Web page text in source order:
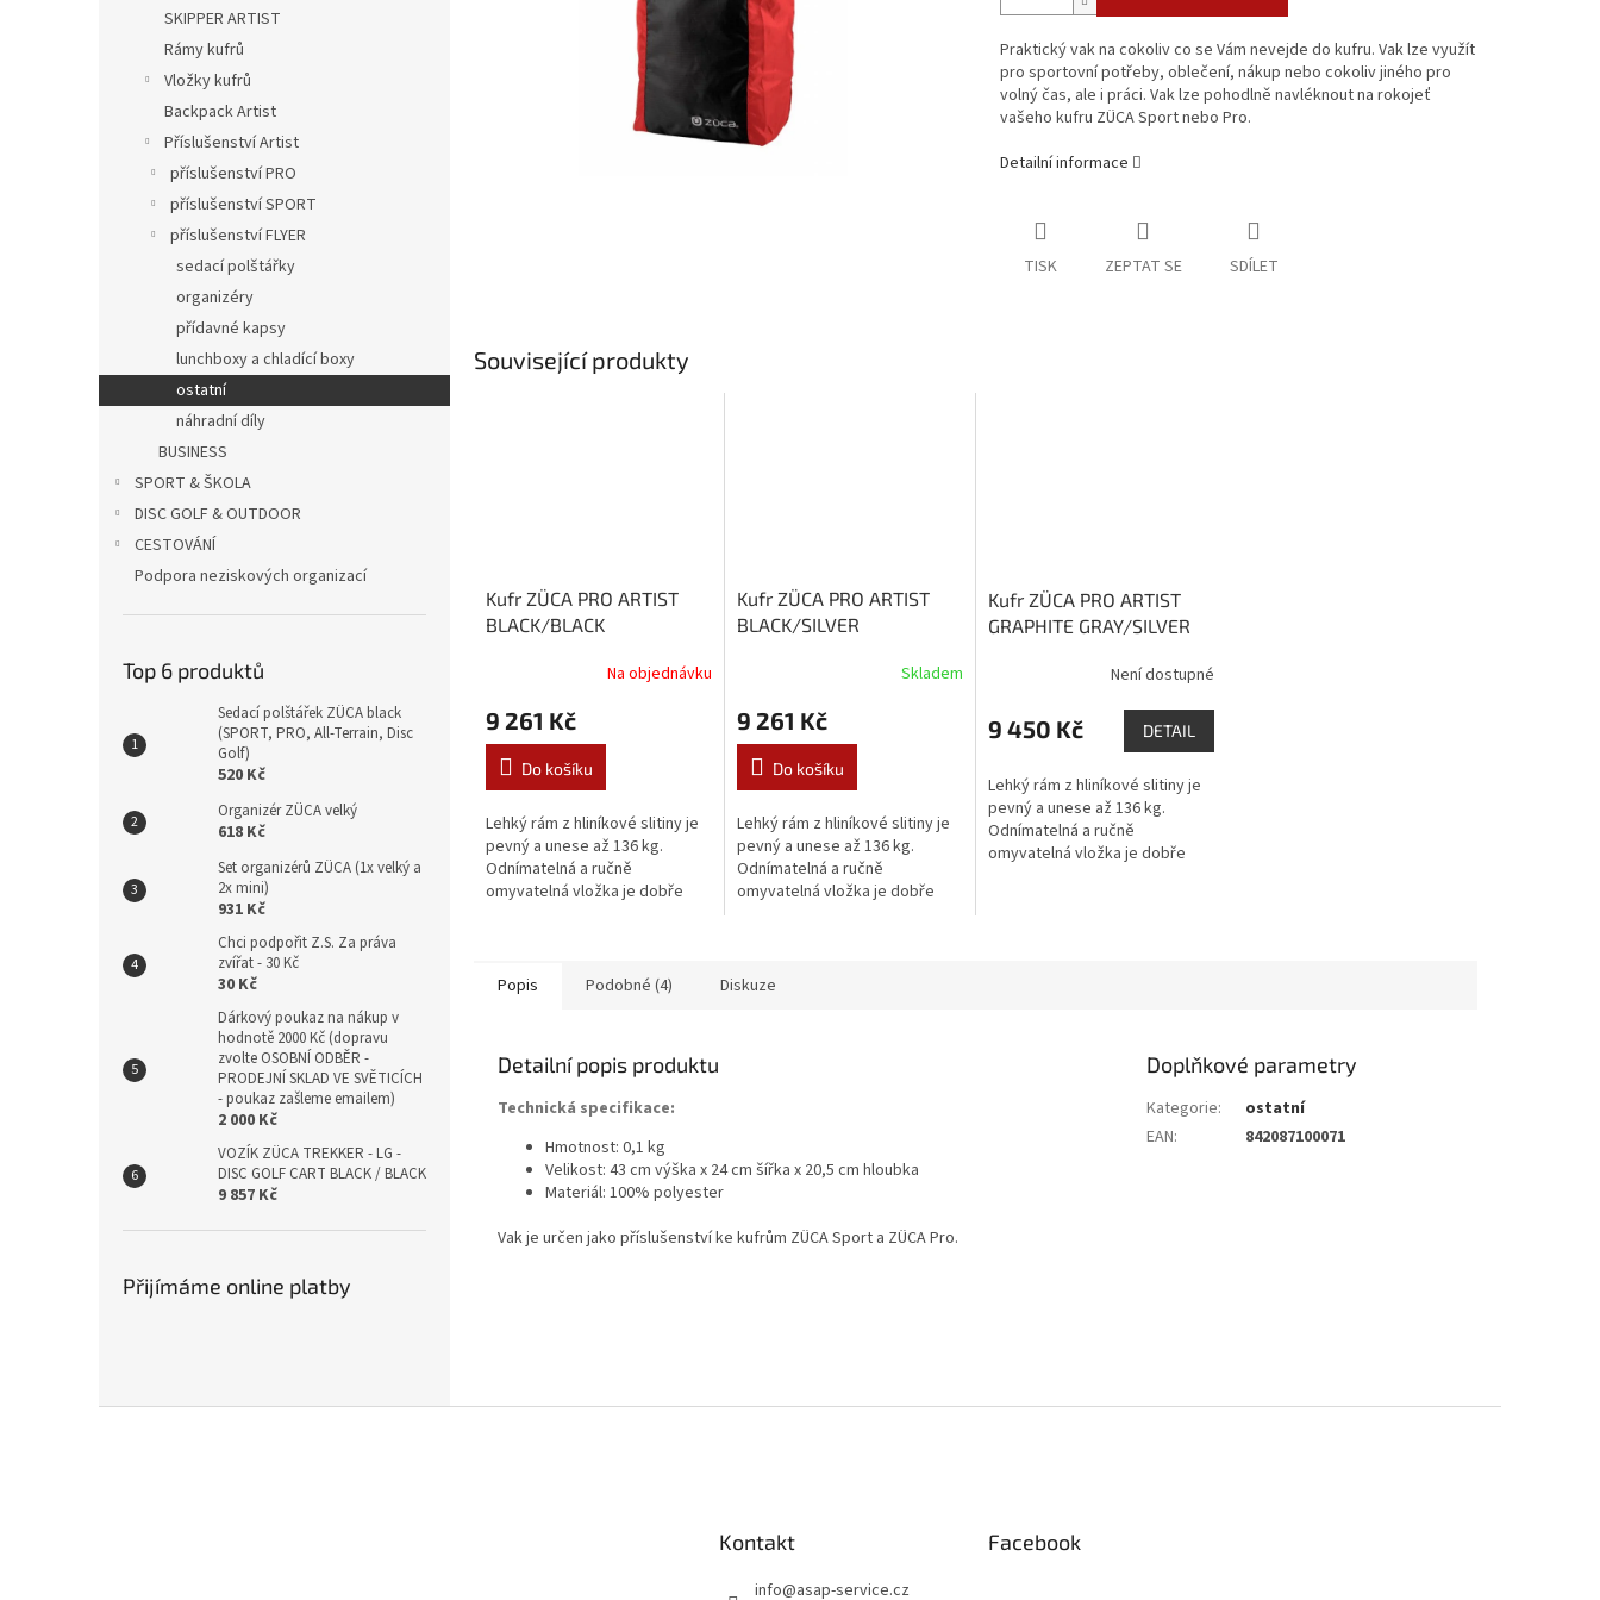
SKIPPER ARTIST
Rámy kufrů
Vložky kufrů
Backpack Artist
Příslušenství Artist
příslušenství PRO
příslušenství SPORT
příslušenství FLYER
sedací polštářky
organizéry
přídavné kapsy
lunchboxy a chladící boxy
ostatní
náhradní díly
BUSINESS
SPORT & ŠKOLA
DISC GOLF & OUTDOOR
CESTOVÁNÍ
Podpora neziskových organizací
Top 6 produktů
Sedací polštářek ZÜCA black
(SPORT, PRO, All-Terrain, Disc
Golf)
520 Kč
Organizér ZÜCA velký
618 Kč
Set organizérů ZÜCA (1x velký a
2x mini)
931 Kč
Chci podpořit Z.S. Za práva
zvířat - 30 Kč
30 Kč
Dárkový poukaz na nákup v
hodnotě 2000 Kč (dopravu
zvolte OSOBNÍ ODBĚR -
PRODEJNÍ SKLAD VE SVĚTICÍCH
- poukaz zašleme emailem)
2 000 Kč
VOZÍK ZÜCA TREKKER - LG -
DISC GOLF CART BLACK / BLACK
9 857 Kč
Přijímáme online platby
Praktický vak na cokoliv co se Vám nevejde do kufru. Vak lze využít
pro sportovní potřeby, oblečení, nákup nebo cokoliv jiného pro
volný čas, ale i práci. Vak lze pohodlně navléknout na rokojeť
vašeho kufru ZÜCA Sport nebo Pro.
Detailní informace
TISK ZEPTAT SE SDÍLET
Související produkty
Kufr ZÜCA PRO ARTIST
BLACK/BLACK
Na objednávku
9 261 Kč
Do košíku
Lehký rám z hliníkové slitiny je
pevný a unese až 136 kg.
Odnímatelná a ručně
omyvatelná vložka je dobře
Kufr ZÜCA PRO ARTIST
BLACK/SILVER
Skladem
9 261 Kč
Do košíku
Lehký rám z hliníkové slitiny je
pevný a unese až 136 kg.
Odnímatelná a ručně
omyvatelná vložka je dobře
Kufr ZÜCA PRO ARTIST
GRAPHITE GRAY/SILVER
Není dostupné
9 450 Kč DETAIL
Lehký rám z hliníkové slitiny je
pevný a unese až 136 kg.
Odnímatelná a ručně
omyvatelná vložka je dobře
Popis Podobné (4) Diskuze
Detailní popis produktu
Technická specifikace:
Hmotnost: 0,1 kg
Velikost: 43 cm výška x 24 cm šířka x 20,5 cm hloubka
Materiál: 100% polyester
Vak je určen jako příslušenství ke kufrům ZÜCA Sport a ZÜCA Pro.
Doplňkové parametry
Kategorie:
ostatní
EAN: 842087100071
Kontakt
info@asap-service.cz
Facebook